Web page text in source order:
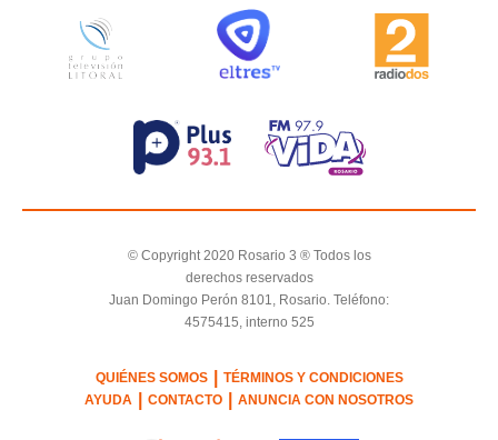
© Copyright 2020 Rosario 3 ® Todos los
derechos reservados
Juan Domingo Perón 8101, Rosario. Teléfono:
4575415, interno 525
QUIÉNES SOMOS
TÉRMINOS Y CONDICIONES
AYUDA
CONTACTO ANUNCIA CON NOSOTROS